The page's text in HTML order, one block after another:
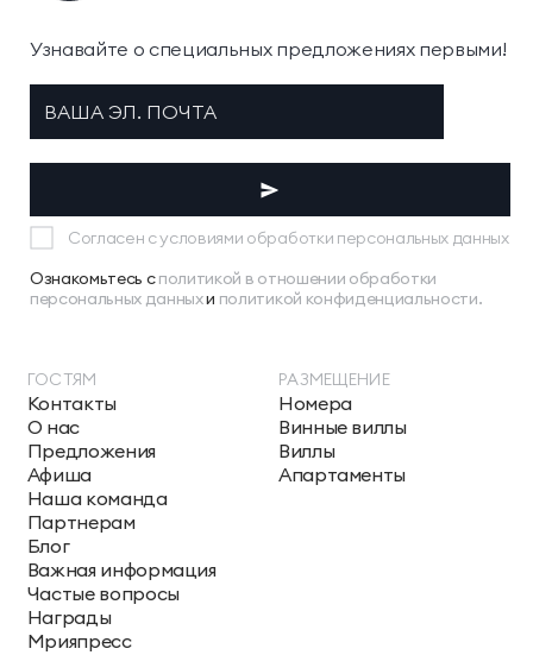
Узнавайте о специальных предложениях первыми!
Согласен с условиями обработки персональных данных
Ознакомьтесь сполитикой в отношении обработки
персональных данныхи политикой конфиденциальности.
ГОСТЯМ
Контакты
О нас
Предложения
Афиша
Наша команда
Партнерам
Блог
Важная информация
Частые вопросы
Награды
Мрияпресс
РАЗМЕЩЕНИЕ
Номера
Винные виллы
Виллы
Апартаменты